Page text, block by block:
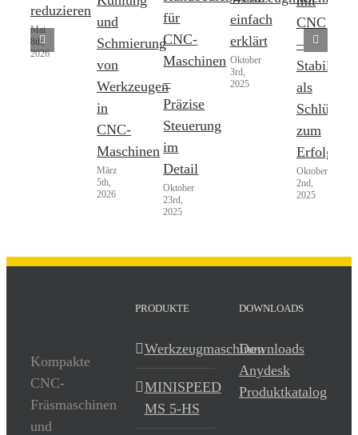
reduzieren
Mai
8th,
2026
und
Schmierung
von
Werkzeugen
in
CNC-
Maschinen
März
5th,
2026
für
CNC-
Maschinen
–
Präzise
Steuerung
im
Detail
Oktober
23rd,
2025
einfach
erklärt
Oktober
3rd,
2025
CNC
–
Stabilität
als
Schlüssel
zum
Erfolg
Oktober
2nd,
2025
Kompakte
CNC-
Fräsmaschinen
und
PRODUKTE
Werkzeugmaschinen
MINISPEED
MS 5-HS
DOWNLOADS
Downloads
Anydesk
Produktkatalog